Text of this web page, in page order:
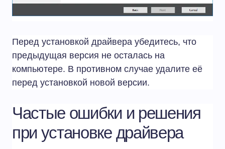
Перед установкой драйвера убедитесь, что
предыдущая версия не осталась на
компьютере. В противном случае удалите её
перед установкой новой версии.
Частые ошибки и решения
при установке драйвера